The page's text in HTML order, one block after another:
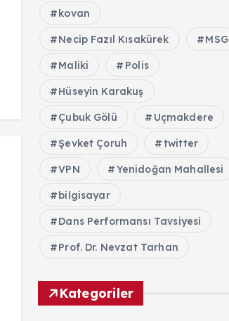
kovan
Necip Fazıl Kısakürek MSG
Maliki Polis
Hüseyin Karakuş
Çubuk Gölü Uçmakdere
Şevket Çoruh twitter
VPN Yenidoğan Mahallesi
bilgisayar
Dans Performansı Tavsiyesi
Prof. Dr. Nevzat Tarhan
Kategoriler